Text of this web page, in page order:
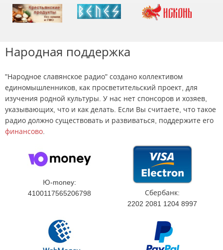
Народная поддержка
"Народное славянское радио" создано коллективом
единомышленников, как просветительский проект, для
изучения родной культуры. У нас нет спонсоров и хозяев,
указывающих, что и как делать. Если Вы считаете, что такое
радио должно существовать и развиваться, поддержите его
финансово.
Ю-money:
4100117565206798
Сбербанк:
2202 2081 1204 8997